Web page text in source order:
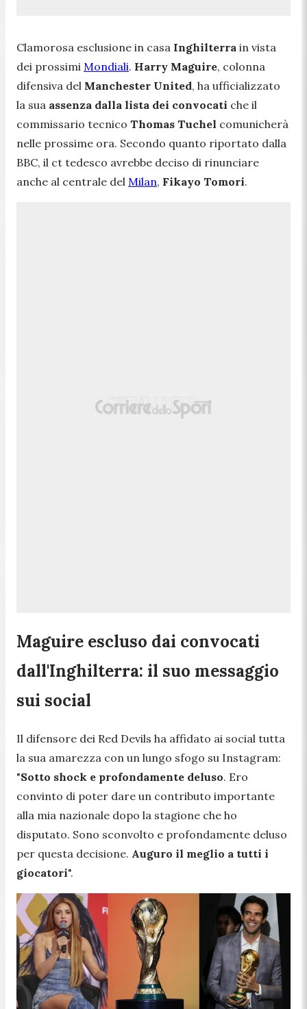
Clamorosa esclusione in casa Inghilterra in vista
dei prossimi Mondiali. Harry Maguire, colonna
difensiva del Manchester United, ha ufficializzato
la sua assenza dalla lista dei convocati che il
commissario tecnico Thomas Tuchel comunicherà
nelle prossime ora. Secondo quanto riportato dalla
BBC, il ct tedesco avrebbe deciso di rinunciare
anche al centrale del Milan, Fikayo Tomori.
Maguire escluso dai convocati
dall'Inghilterra: il suo messaggio
sui social
Il difensore dei Red Devils ha affidato ai social tutta
la sua amarezza con un lungo sfogo su Instagram:
"Sotto shock e profondamente deluso. Ero
convinto di poter dare un contributo importante
alla mia nazionale dopo la stagione che ho
disputato. Sono sconvolto e profondamente deluso
per questa decisione. Auguro il meglio a tutti i
giocatori".